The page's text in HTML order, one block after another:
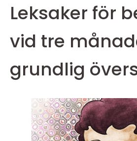
Leksaker för
vid tre
grundlig